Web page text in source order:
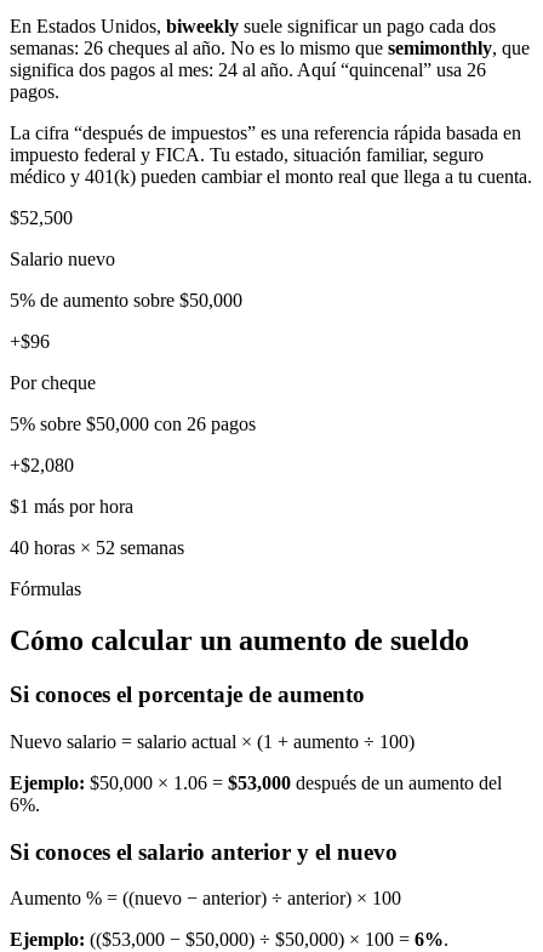
En Estados Unidos, biweekly suele significar un pago cada dos
semanas: 26 cheques al año. No es lo mismo que semimonthly, que
significa dos pagos al mes: 24 al año. Aquí “quincenal” usa 26
pagos.
La cifra “después de impuestos” es una referencia rápida basada en
impuesto federal y FICA. Tu estado, situación familiar, seguro
médico y 401(k) pueden cambiar el monto real que llega a tu cuenta.
$52,500
Salario nuevo
5% de aumento sobre $50,000
+$96
Por cheque
5% sobre $50,000 con 26 pagos
+$2,080
$1 más por hora
40 horas × 52 semanas
Fórmulas
Cómo calcular un aumento de sueldo
Si conoces el porcentaje de aumento
Nuevo salario = salario actual × (1 + aumento ÷ 100)
Ejemplo: $50,000 × 1.06 = $53,000 después de un aumento del
6%.
Si conoces el salario anterior y el nuevo
Aumento % = ((nuevo − anterior) ÷ anterior) × 100
Ejemplo: (($53,000 − $50,000) ÷ $50,000) × 100 = 6%.